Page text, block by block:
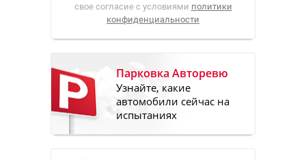
свое согласие с условиями политики
конфиденциальности
Парковка Авторевю
Узнайте, какие
автомобили сейчас на
испытаниях